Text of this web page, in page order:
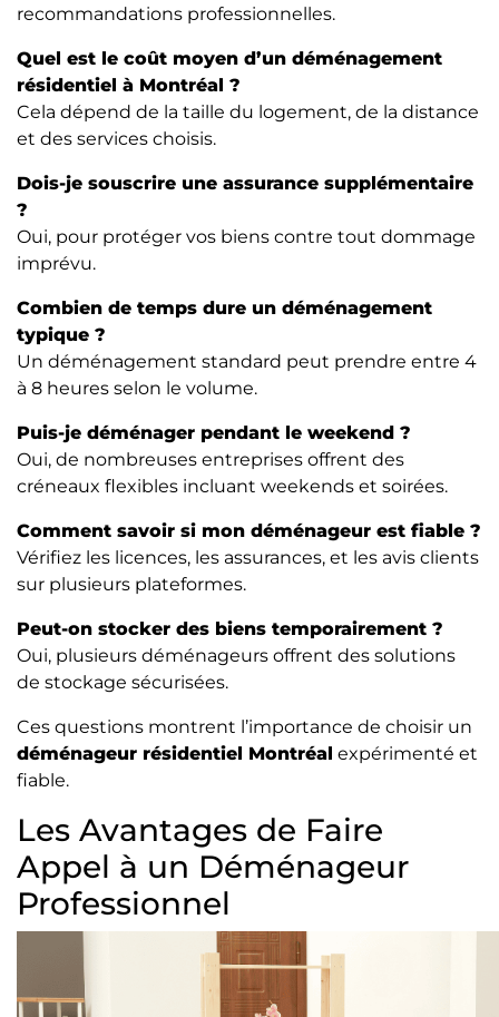
recommandations professionnelles.
Quel est le coût moyen d’un déménagement
résidentiel à Montréal ?
Cela dépend de la taille du logement, de la distance
et des services choisis.
Dois-je souscrire une assurance supplémentaire
?
Oui, pour protéger vos biens contre tout dommage
imprévu.
Combien de temps dure un déménagement
typique ?
Un déménagement standard peut prendre entre 4
à 8 heures selon le volume.
Puis-je déménager pendant le weekend ?
Oui, de nombreuses entreprises offrent des
créneaux flexibles incluant weekends et soirées.
Comment savoir si mon déménageur est fiable ?
Vérifiez les licences, les assurances, et les avis clients
sur plusieurs plateformes.
Peut-on stocker des biens temporairement ?
Oui, plusieurs déménageurs offrent des solutions
de stockage sécurisées.
Ces questions montrent l’importance de choisir un
déménageur résidentiel Montréal expérimenté et
fiable.
Les Avantages de Faire
Appel à un Déménageur
Professionnel